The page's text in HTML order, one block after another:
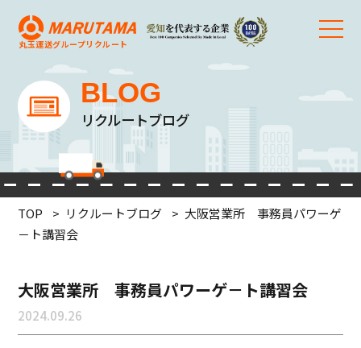
丸玉運送グループリクルート
BLOG
リクルートブログ
TOP リクルートブログ
大阪営業所 事務員パワーゲ
－ト講習会
大阪営業所 事務員パワーゲ－ト講習会
2024.09.26